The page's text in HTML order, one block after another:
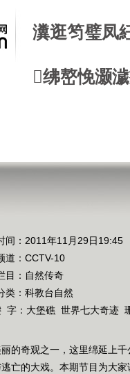
瀵逛笉璧凤
绋嶅悗灏
间：2011年11月29日19:45
道： CCTV-10
目： 自然传奇
类：科教台自然
字： 大堡礁 世界七大奇迹
的奇观之一，这里绵延上
亡的大戏。本期节目为大